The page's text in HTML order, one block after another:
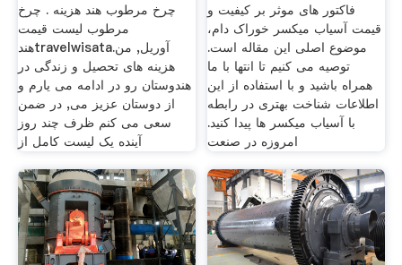
چرخ مرطوب هند هزینه . چرخ
مرطوب لیست قیمت
هندtravelwisata.آوريل, من
هزینه های تحصیل و زندگی در
هندوستان رو در ادامه می یارم و
از دوستان عزیز می, در ضمن
سعی می کنم ظرف چند روز
آینده یک لیست کامل از
فاکتور های موثر بر کیفیت و
قیمت آسیاب میکسر خوراک دام،
موضوع اصلی این مقاله است.
توصیه می کنیم تا انتها با ما
همراه باشید و با استفاده از این
اطلاعات شناخت بهتری در رابطه
با آسیاب میکسر ها پیدا کنید.
امروزه در صنعت